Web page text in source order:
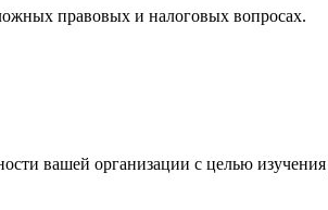
правовых и налоговых вопросах.
вашей организации с целью